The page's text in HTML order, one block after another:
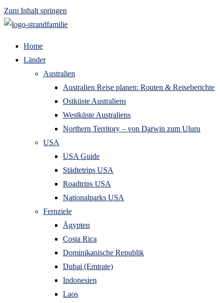
Zum Inhalt springen
Home
Länder
Australien
Australien Reise planen: Routen & Reiseberichte
Ostküste Australiens
Westküste Australiens
Northern Territory – von Darwin zum Uluru
USA
USA Guide
Städtetrips USA
Roadtrips USA
Nationalparks USA
Fernziele
Ägypten
Costa Rica
Dominikanische Republik
Dubai (Emirate)
Indonesien
Laos